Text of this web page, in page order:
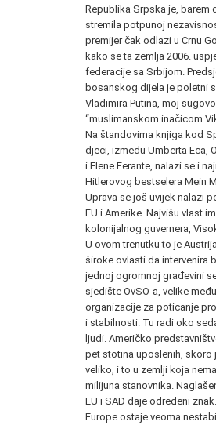
Republika Srpska je, barem
stremila potpunoj
premijer čak odlazi u Crnu
kako se ta zemlja 2006.
federacije sa Srbijom.
bosanskog dijela je poletni
Vladimira Putina, moj
“muslimanskom inačicom
Na štandovima knjiga kod
djeci, između Umberta Eca,
i Elene Ferante, nalazi se i
Hitlerovog bestselera Mein
Uprava se još uvijek nalazi
EU i Amerike. Najvišu vlast
kolonijalnog guvernera,
U ovom trenutku to je
široke ovlasti da intervenira
jednoj ogromnoj građevini
sjedište OvSO-a, velike
organizacije za poticanje
i stabilnosti. Tu radi oko
ljudi. Američko
pet stotina uposlenih, skoro
veliko, i to u zemlji koja
milijuna stanovnika.
EU i SAD daje određeni
Europe ostaje veoma